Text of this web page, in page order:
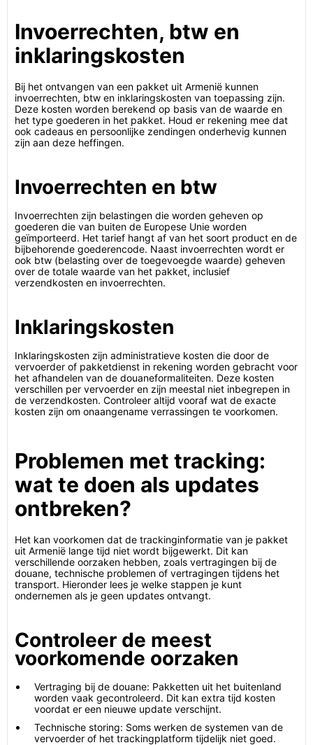
Invoerrechten, btw en
inklaringskosten
Bij het ontvangen van een pakket uit Armenië kunnen
invoerrechten, btw en inklaringskosten van toepassing zijn.
Deze kosten worden berekend op basis van de waarde en
het type goederen in het pakket. Houd er rekening mee dat
ook cadeaus en persoonlijke zendingen onderhevig kunnen
zijn aan deze heffingen.
Invoerrechten en btw
Invoerrechten zijn belastingen die worden geheven op
goederen die van buiten de Europese Unie worden
geïmporteerd. Het tarief hangt af van het soort product en de
bijbehorende goederencode. Naast invoerrechten wordt er
ook btw (belasting over de toegevoegde waarde) geheven
over de totale waarde van het pakket, inclusief
verzendkosten en invoerrechten.
Inklaringskosten
Inklaringskosten zijn administratieve kosten die door de
vervoerder of pakketdienst in rekening worden gebracht voor
het afhandelen van de douaneformaliteiten. Deze kosten
verschillen per vervoerder en zijn meestal niet inbegrepen in
de verzendkosten. Controleer altijd vooraf wat de exacte
kosten zijn om onaangename verrassingen te voorkomen.
Problemen met tracking:
wat te doen als updates
ontbreken?
Het kan voorkomen dat de trackinginformatie van je pakket
uit Armenië lange tijd niet wordt bijgewerkt. Dit kan
verschillende oorzaken hebben, zoals vertragingen bij de
douane, technische problemen of vertragingen tijdens het
transport. Hieronder lees je welke stappen je kunt
ondernemen als je geen updates ontvangt.
Controleer de meest
voorkomende oorzaken
Vertraging bij de douane: Pakketten uit het buitenland
worden vaak gecontroleerd. Dit kan extra tijd kosten
voordat er een nieuwe update verschijnt.
Technische storing: Soms werken de systemen van de
vervoerder of het trackingplatform tijdelijk niet goed.